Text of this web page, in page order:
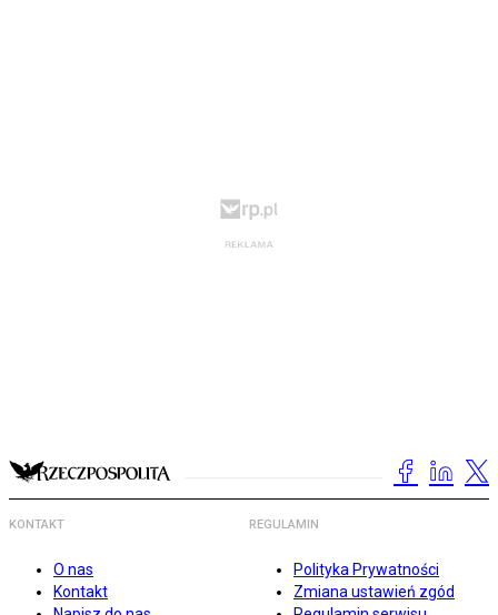
KONTAKT
O nas
Kontakt
REGULAMIN
Polityka Prywatności
Zmiana ustawień zgód